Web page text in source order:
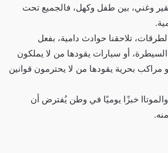
وغني، بين طفل وكهل، فالجميع تحت
تلاحقنا حوادث دامية، بفعل
أو سيارات يقودها من لا يملكون
بحرية يقودها من لا يحترمون قوانين
خبزًا يوميًا في وطن يُفترض أن